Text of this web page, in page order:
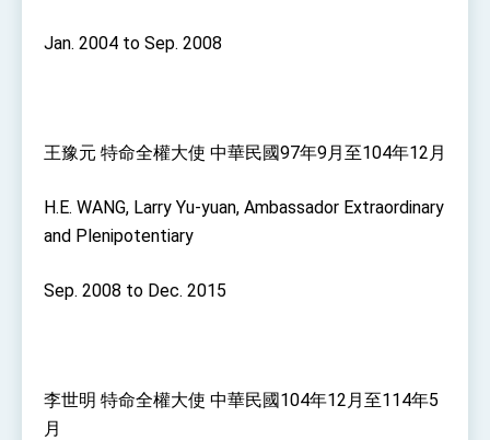
Jan. 2004 to Sep. 2008
王豫元 特命全權大使 中華民國97年9月至104年12月
H.E. WANG, Larry Yu-yuan, Ambassador Extraordinary
and Plenipotentiary
Sep. 2008 to Dec. 2015
李世明 特命全權大使 中華民國104年12月至114年5
月